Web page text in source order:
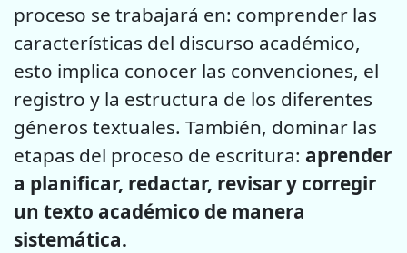
proceso se trabajará en: comprender las
características del discurso académico,
esto implica conocer las convenciones, el
registro y la estructura de los diferentes
géneros textuales. También, dominar las
etapas del proceso de escritura: aprender
a planificar, redactar, revisar y corregir
un texto académico de manera
sistemática.